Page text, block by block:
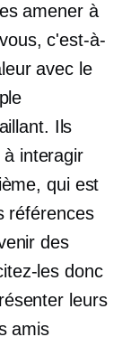
amener à
c'est-à-
avec le
Ils
interagir
qui est
références
des
les donc
leurs
amis